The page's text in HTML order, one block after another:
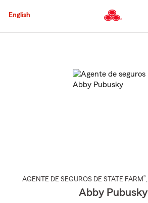
al
principal
English
AGENTE DE SEGUROS DE STATE FARM®,
Abby Pubusky